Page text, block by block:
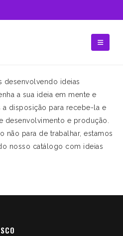
desenvolvendo ideias
a sua ideia em mente e
a disposição para recebe-la e
desenvolvimento e produção.
não para de trabalhar, estamos
nosso catálogo com ideias